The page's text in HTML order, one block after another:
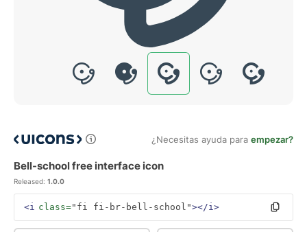
¿Necesitas ayuda para empezar?
Bell-school free interface icon
Released: 1.0.0
<i class="fi fi-br-bell-school"></i>